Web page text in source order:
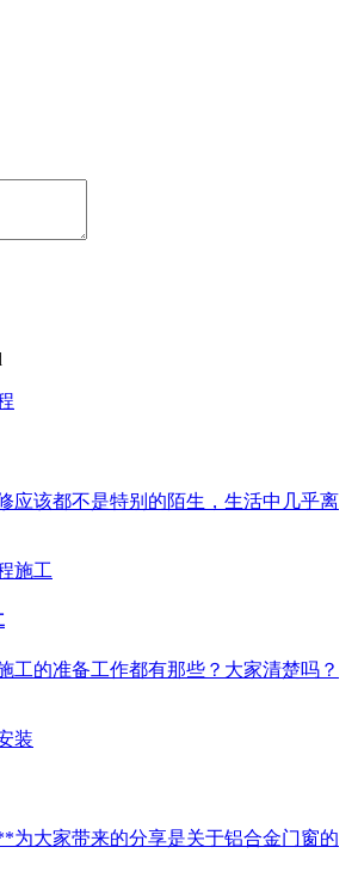
应该都不是特别的陌生，生活中几乎离
工的准备工作都有那些？大家清楚吗？
为大家带来的分享是关于铝合金门窗的